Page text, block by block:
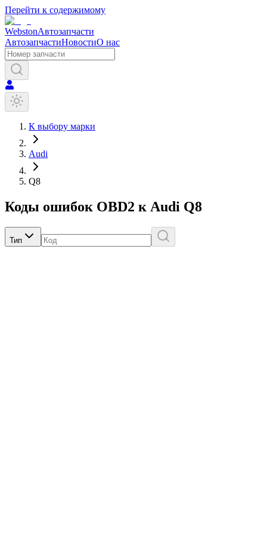
Перейти к содержимому
WebstonАвтозапчасти
АвтозапчастиНовостиО нас
К выбору марки
Audi
Q8
Коды ошибок OBD2 к Audi Q8
Тип